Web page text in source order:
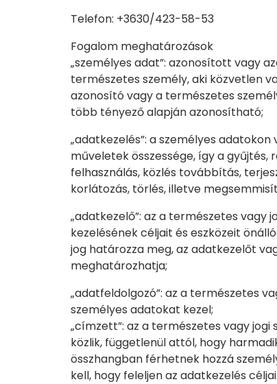
Telefon: +3630/423-58-53
Fogalom meghatározások
„személyes adat”: azonosított vagy
természetes személy, aki közvetlen
azonosító vagy a természetes
több tényező alapján azonosítható;
„adatkezelés”: a személyes
műveletek összessége, így a
felhasználás, közlés továbbítás,
korlátozás, törlés, illetve
„adatkezelő”: az a természetes vagy
kezelésének céljait és eszközeit
jog határozza meg, az adatkezelőt
meghatározhatja;
„adatfeldolgozó”: az a természetes
személyes adatokat kezel;
„címzett”: az a természetes vagy
közlik, függetlenül attól, hogy
összhangban férhetnek hozzá
kell, hogy feleljen az adatkezelés